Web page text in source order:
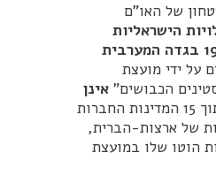
של האו"ם
הישראליות
בשטחים שנכבשו בשנת 1967 בגדה המערבית
על ידי מועצת
הכבושים" אינן
. בהחלטה תמכו 14 מתוך 15 המדינות החברות
של ארצות-הברית,
הוטו שלו במועצת